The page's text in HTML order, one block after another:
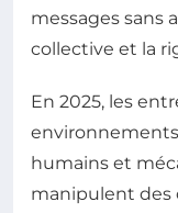
messages sans
collective et la
En 2025, les
humains et
manipulent des